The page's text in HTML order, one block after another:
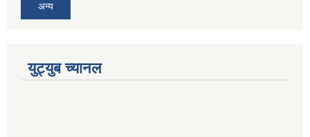
अन्य
युट्युब च्यानल